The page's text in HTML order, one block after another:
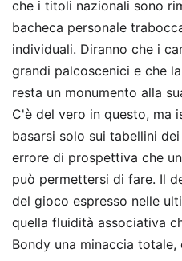
che i titoli nazionali sono
bacheca personale
individuali. Diranno che i
grandi palcoscenici e che
resta un monumento alla
C'è del vero in questo, ma
basarsi solo sui tabellini
errore di prospettiva che
può permettersi di fare. Il
del gioco espresso nelle
quella fluidità associativa
Bondy una minaccia